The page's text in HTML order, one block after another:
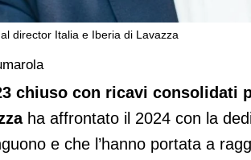
director Italia e Iberia di Lavazza
nel porzionato
chiuso con ricavi consolidati
ha affrontato il 2024 con la
e che l’hanno portata a